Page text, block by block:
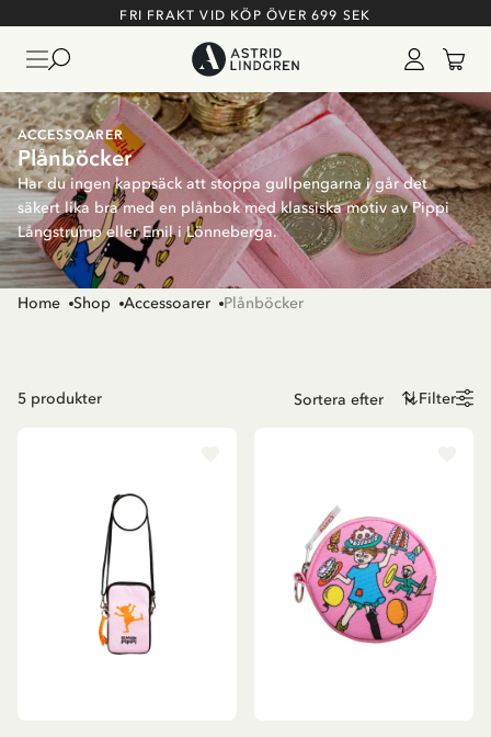
FRI FRAKT VID KÖP ÖVER 699 SEK
ACCESSOARER
Plånböcker
Har du ingen kappsäck att stoppa gullpengarna i går det
säkert lika bra med en plånbok med klassiska motiv av Pippi
Långstrump eller Emil i Lönneberga.
Home Shop Accessoarer Plånböcker
5 produkter Filter